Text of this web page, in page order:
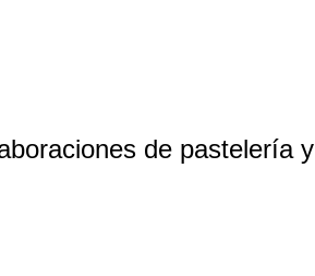
de pastelería y